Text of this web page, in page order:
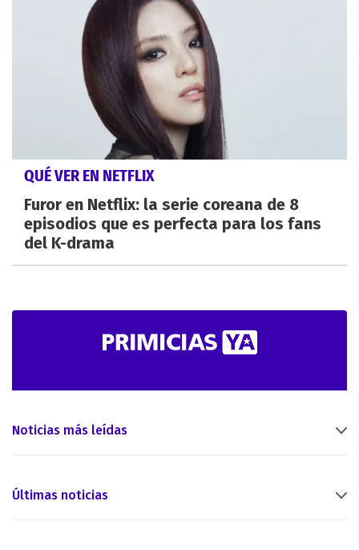
QUÉ VER EN NETFLIX
Furor en Netflix: la serie coreana de 8
episodios que es perfecta para los fans
del K-drama
Noticias más leídas
Últimas noticias